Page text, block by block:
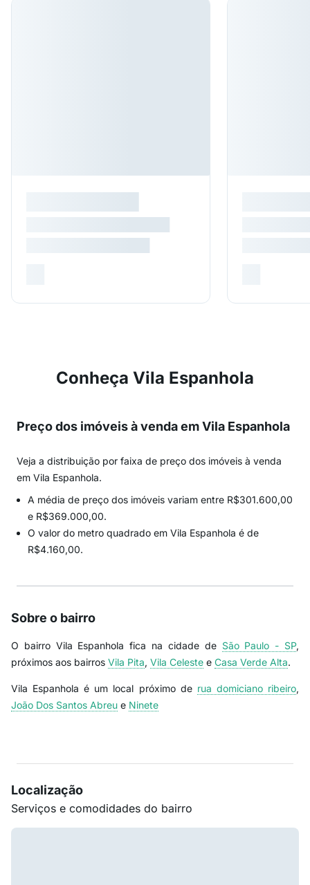
Conheça Vila Espanhola
Preço dos imóveis à venda em Vila Espanhola
Veja a distribuição por faixa de preço dos imóveis à venda
em Vila Espanhola.
A média de preço dos imóveis variam entre R$301.600,00
e R$369.000,00.
O valor do metro quadrado em Vila Espanhola é de
R$4.160,00.
Sobre o bairro
O bairro Vila Espanhola fica na cidade de São Paulo - SP,
próximos aos bairros Vila Pita, Vila Celeste e Casa Verde Alta.
Vila Espanhola é um local próximo de rua domiciano ribeiro,
João Dos Santos Abreu e Ninete
Localização
Serviços e comodidades do bairro